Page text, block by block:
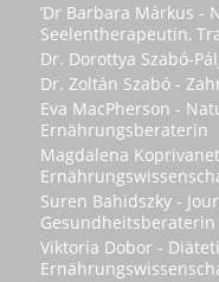
’Dr Barbara Márkus
Seelentherapeutin,
Dr. Dorottya Szabó-
Dr. Zoltán Szabó -
Eva MacPherson -
Ernährungsberaterin
Magdalena
Suren Bahidszky -
Gesundheitsberaterin
Viktoria Dobor -